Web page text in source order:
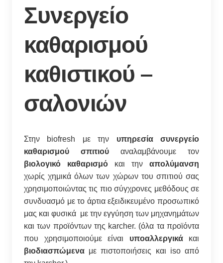
Συνεργείο
καθαρισμού
καθιστικού –
σαλονιών
Στην biofresh με την υπηρεσία συνεργείο
καθαρισμού σπιτιού αναλαμβάνουμε τον
βιολογικό καθαρισμό και την απολύμανση
χωρίς χημικά όλων των χώρων του σπιτιού σας
χρησιμοποιώντας τις πιο σύγχρονες μεθόδους σε
συνδυασμό με το άρτια εξειδικευμένο προσωπικό
μας και φυσικά με την εγγύηση των μηχανημάτων
και των προϊόντων της karcher. (όλα τα προϊόντα
που χρησιμοποιούμε είναι υποαλλεργικάκαι
βιοδιασπώμενα με πιστοποιήσεις και iso από